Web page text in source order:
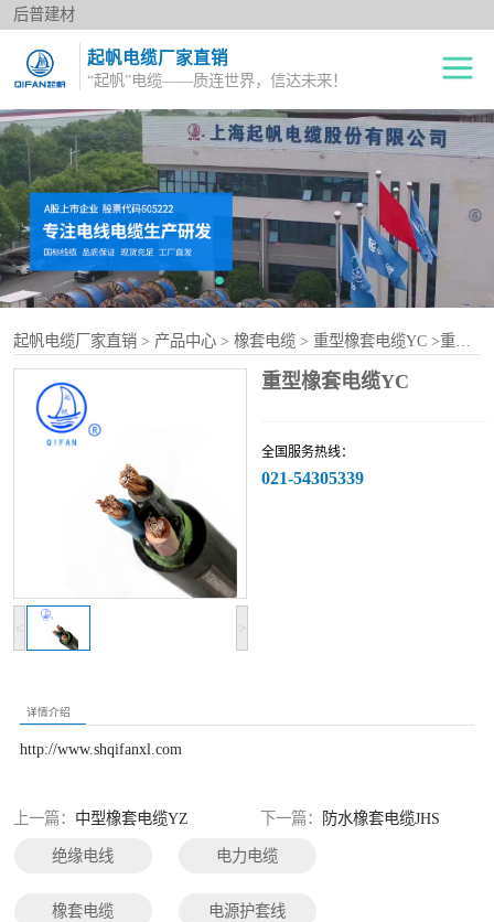
后普建材
起帆电缆厂家直销
“起帆”电缆——质连世界，信达未来！
起帆电缆厂家直销 > 产品中心 > 橡套电缆 > 重型橡套电缆YC >重型橡套电缆YC
< >
重型橡套电缆YC
全国服务热线：
021-54305339
详情介绍
http://www.shqifanxl.com
上一篇： 中型橡套电缆YZ 下一篇： 防水橡套电缆JHS
绝缘电线 电力电缆
橡套电缆 电源护套线
绝缘电线
电力电缆
橡套电缆
电源护套线
控制电缆
屏蔽电缆
网络通讯电缆
单股铜芯线BV
多股铜芯软电线BVR
双绞花线RVS
阻燃电线